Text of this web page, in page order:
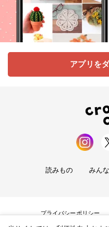
アプリを
読みもの みん
プライバシーポリシー